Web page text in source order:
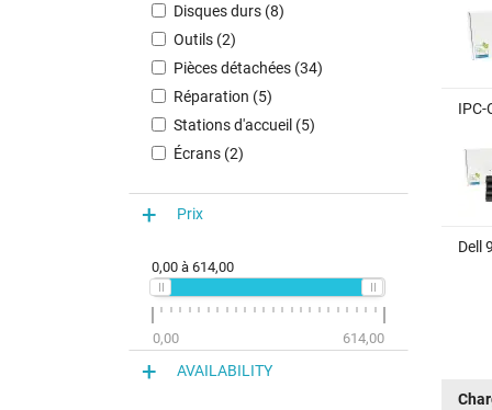
Disques durs (8)
Outils (2)
Pièces détachées (34)
Réparation (5)
Stations d'accueil (5)
Écrans (2)
Prix
0,00 à 614,00
0,00 614,00
AVAILABILITY
Dell